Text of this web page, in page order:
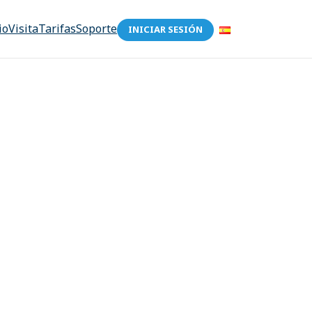
VisitaTarifasSoporte INICIAR SESIÓN